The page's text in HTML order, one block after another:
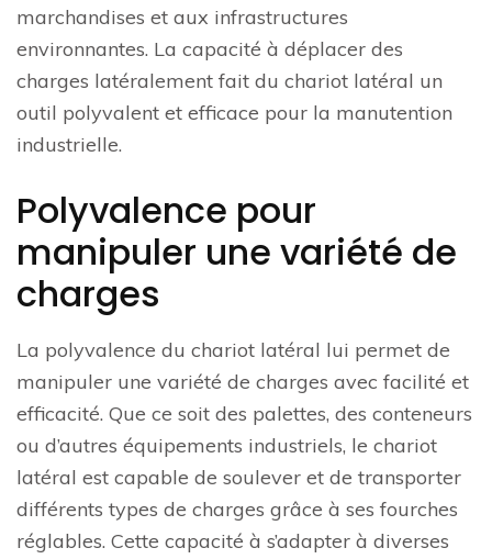
marchandises et aux infrastructures
environnantes. La capacité à déplacer des
charges latéralement fait du chariot latéral un
outil polyvalent et efficace pour la manutention
industrielle.
Polyvalence pour
manipuler une variété de
charges
La polyvalence du chariot latéral lui permet de
manipuler une variété de charges avec facilité et
efficacité. Que ce soit des palettes, des conteneurs
ou d’autres équipements industriels, le chariot
latéral est capable de soulever et de transporter
différents types de charges grâce à ses fourches
réglables. Cette capacité à s’adapter à diverses